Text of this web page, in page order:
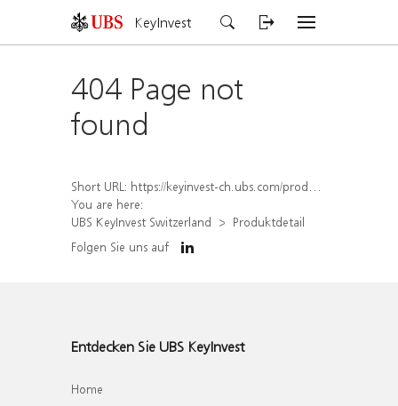
KeyInvest
404 Page not
found
Short URL: https://keyinvest-ch.ubs.com/produkt/detail/index/isin/CH1567404616
You are here:
UBS KeyInvest Switzerland
Produktdetail
Folgen Sie uns auf
Entdecken Sie UBS KeyInvest
Home